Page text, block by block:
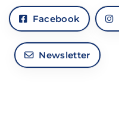
Facebook
Newsletter